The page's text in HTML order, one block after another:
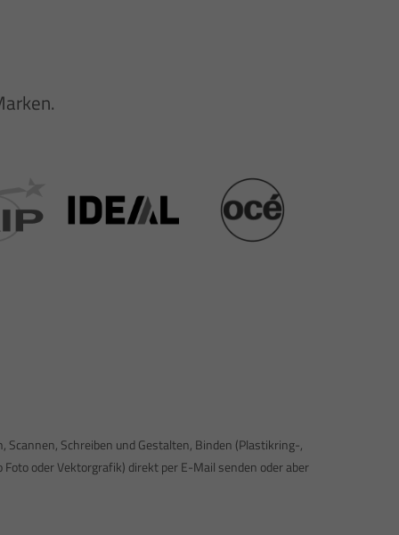
Scannen, Schreiben und Gestalten, Binden (Plastikring-,
oder Vektorgrafik) direkt per E-Mail senden oder aber